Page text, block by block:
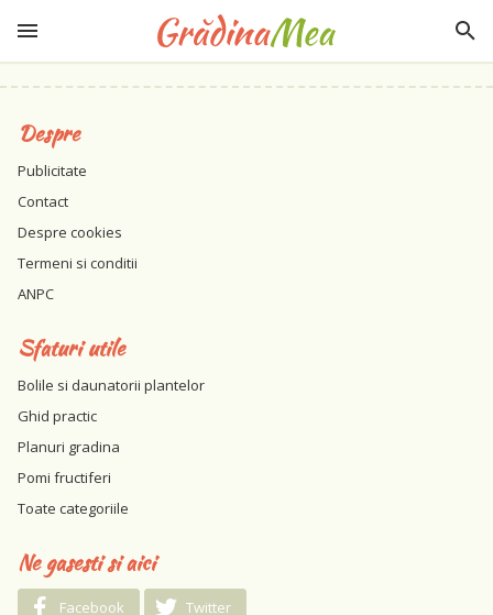
Despre
Publicitate
Contact
Despre cookies
Termeni si conditii
ANPC
Sfaturi utile
Bolile si daunatorii plantelor
Ghid practic
Planuri gradina
Pomi fructiferi
Toate categoriile
Ne gasesti si aici
Facebook Twitter